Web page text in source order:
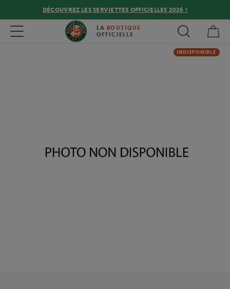
DÉCOUVREZ LES SERVIETTES OFFICIELLES 2026 !
Toggle navigation LA BOUTIQUE
OFFICIELLE
INDISPONIBLE